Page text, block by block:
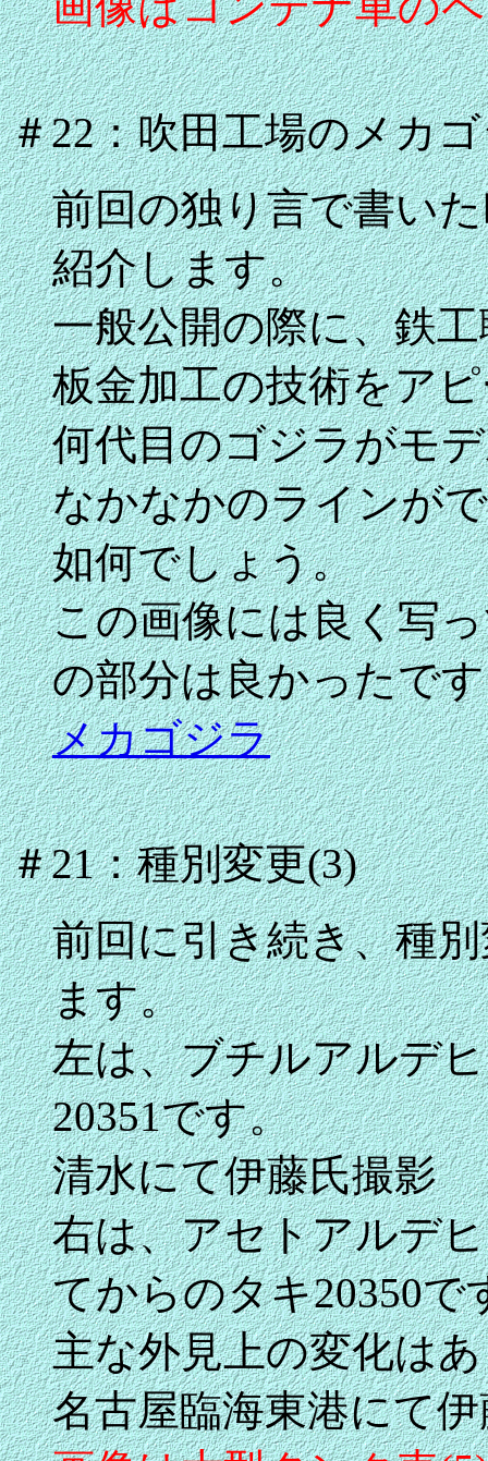
＃22：吹田工場のメカ
前回の独り言で書い
紹介します。
一般公開の際に、鉄
板金加工の技術をア
何代目のゴジラがモ
なかなかのラインが
如何でしょう。
この画像には良く写
の部分は良かったで
メカゴジラ
＃21：種別変更(3)
前回に引き続き、種
ます。
左は、ブチルアルデ
20351です。
清水にて伊藤氏撮影
右は、アセトアルデ
てからのタキ20350で
主な外見上の変化は
名古屋臨海東港にて